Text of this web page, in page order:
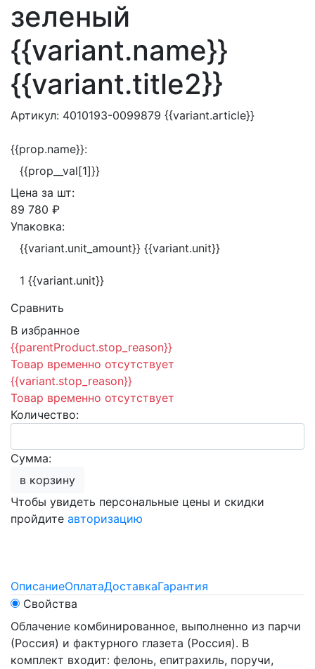
зеленый
{{variant.name}}
{{variant.title2}}
Артикул: 4010193-0099879 {{variant.article}}
{{prop.name}}:
{{prop__val[1]}}
Цена за шт:
89 780 ₽
Упаковка:
{{variant.unit_amount}} {{variant.unit}}
1 {{variant.unit}}
Сравнить
В избранное
{{parentProduct.stop_reason}}
Товар временно отсутствует
{{variant.stop_reason}}
Товар временно отсутствует
Количество:
Сумма:
в корзину
Чтобы увидеть персональные цены и скидки
пройдите авторизацию
ОписаниеОплатаДоставкаГарантия
Свойства
Облачение комбинированное, выполненно из парчи
(Россия) и фактурного глазета (Россия). В
комплект входит: фелонь, епитрахиль, поручи,